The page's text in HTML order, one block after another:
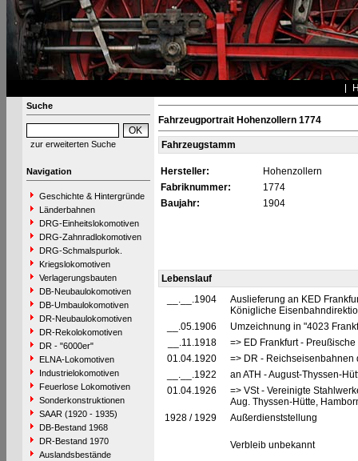
Suche
zur erweiterten Suche
Navigation
Geschichte & Hintergründe
Länderbahnen
DRG-Einheitslokomotiven
DRG-Zahnradlokomotiven
DRG-Schmalspurlok.
Kriegslokomotiven
Verlagerungsbauten
DB-Neubaulokomotiven
DB-Umbaulokomotiven
DR-Neubaulokomotiven
DR-Rekolokomotiven
DR - "6000er"
ELNA-Lokomotiven
Industrielokomotiven
Feuerlose Lokomotiven
Sonderkonstruktionen
SAAR (1920 - 1935)
DB-Bestand 1968
DR-Bestand 1970
Auslandsbestände
Fahrzeugportrait Hohenzollern 1774
Fahrzeugstamm
Hersteller:
Hohenzollern
Fabriknummer:
1774
Baujahr:
1904
Lebenslauf
__.__.1904
Auslieferung an KED
Königliche
__.05.1906
Umzeichnung in "4023
__.11.1918
=> ED Frankfurt -
01.04.1920
=> DR -
__.__.1922
an ATH - August-Thyssen-
01.04.1926
=> VSt - Vereinigte
Aug. Thyssen-Hütte,
1928 / 1929
Außerdienststellung
Verbleib unbekannt